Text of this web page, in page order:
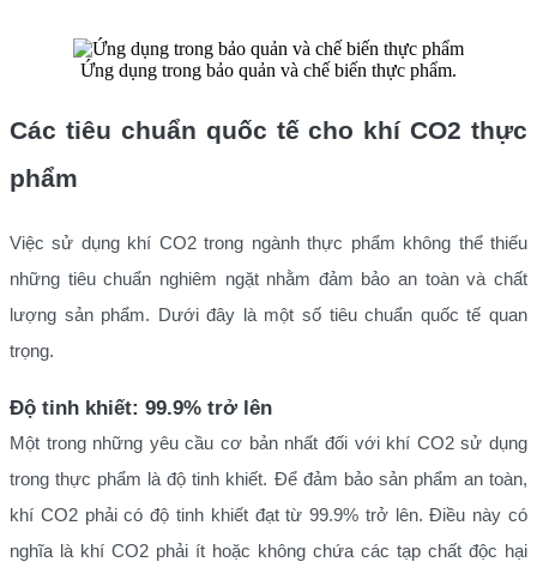
Ứng dụng trong bảo quản và chế biến thực phẩm.
Các tiêu chuẩn quốc tế cho khí CO2 thực
phẩm
Việc sử dụng khí CO2 trong ngành thực phẩm không thể thiếu
những tiêu chuẩn nghiêm ngặt nhằm đảm bảo an toàn và chất
lượng sản phẩm. Dưới đây là một số tiêu chuẩn quốc tế quan
trọng.
Độ tinh khiết: 99.9% trở lên
Một trong những yêu cầu cơ bản nhất đối với khí CO2 sử dụng
trong thực phẩm là độ tinh khiết. Để đảm bảo sản phẩm an toàn,
khí CO2 phải có độ tinh khiết đạt từ 99.9% trở lên. Điều này có
nghĩa là khí CO2 phải ít hoặc không chứa các tạp chất độc hại